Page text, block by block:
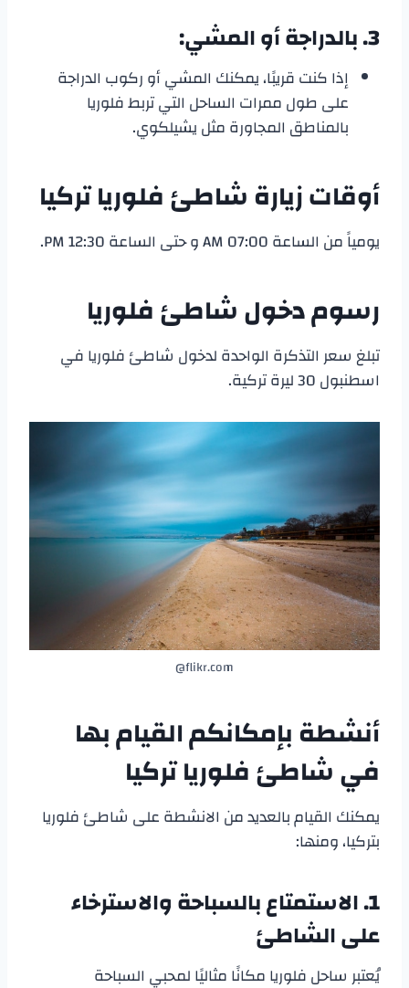
3. بالدراجة أو المشي:
إذا كنت قريبًا، يمكنك المشي أو ركوب الدراجة
على طول ممرات الساحل التي تربط فلوريا
بالمناطق المجاورة مثل يشيلكوي.
أوقات زيارة شاطئ فلوريا تركيا
يومياً من الساعة 07:00 AM و حتى الساعة 12:30 PM.
رسوم دخول شاطئ فلوريا
تبلغ سعر التذكرة الواحدة لدخول شاطئ فلوريا في
اسطنبول 30 ليرة تركية.
flikr.com@
أنشطة بإمكانكم القيام بها
فيشاطئ فلوريا تركيا
يمكنك القيام بالعديد من الانشطة على شاطئ فلوريا
بتركيا، ومنها:
1. الاستمتاع بالسباحة والاسترخاء
على الشاطئ
يُعتبر ساحل فلوريا مكانًا مثاليًا لمحبي السباحة